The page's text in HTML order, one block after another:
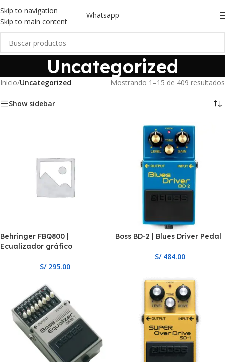
Skip to navigation
Skip to main content
Whatsapp
Uncategorized
Inicio/Uncategorized Mostrando 1–15 de 409 resultados
Show sidebar
Behringer FBQ800 |
Ecualizador gráfico
S/295.00
Boss BD-2 | Blues Driver Pedal
S/484.00